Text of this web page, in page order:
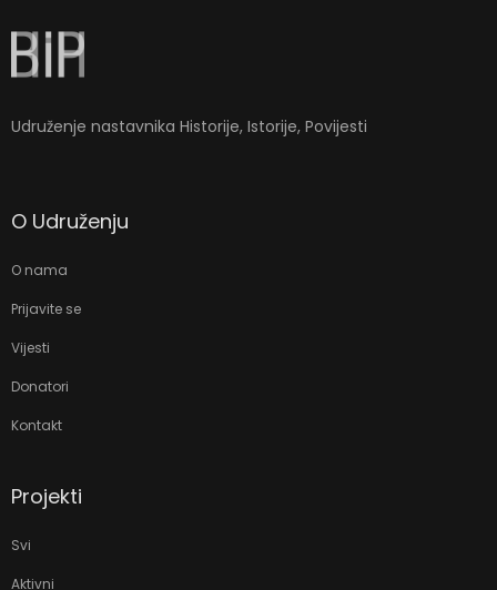
Udruženje nastavnika Historije, Istorije, Povijesti
O Udruženju
O nama
Prijavite se
Vijesti
Donatori
Kontakt
Projekti
Svi
Aktivni